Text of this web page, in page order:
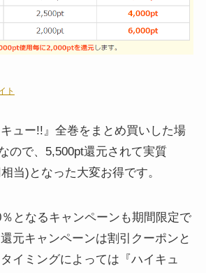
ト
ュー!!』全巻をまとめ買いした場
ので、5,500pt還元されて実質
当)となった大変お得です。
となるキャンペーンも期間限定で
元キャンペーンは割引クーポンと
イミングによっては『ハイキュ